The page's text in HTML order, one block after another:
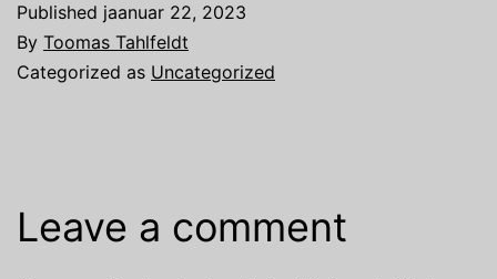
Published jaanuar 22, 2023
By Toomas Tahlfeldt
Categorized as Uncategorized
Leave a comment